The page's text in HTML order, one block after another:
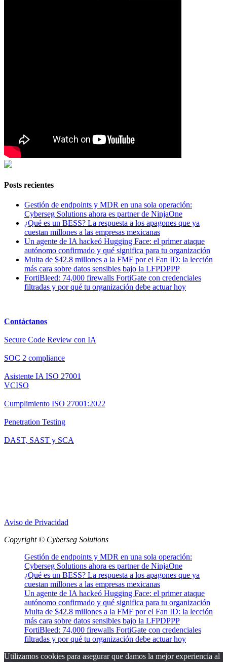
Posts recientes
Gestión de endpoints y MDR en una sola operación:
Cyberseg Solutions ahora es partner de NinjaOne
¿Qué es un BESS? La respuesta a los apagones que ya
cuestan millones a las empresas mexicanas
Un agente de IA hackeó Hugging Face: el primer ataque
autónomo confirmado y qué significa para tu organización
Multa de $42.8 millones a la FMF por el Fan ID: la lección
más cara sobre datos sensibles bajo la LFPDPPP
FortiBleed: 74,000 firewalls FortiGate con credenciales
filtradas y por qué tu organización debe actuar hoy
Contáctanos
Secure Code Review con IA
SOC 2 compliance
Asistente IA ISO 27001
VCISO
Cumplimiento ISO 27001:2022
Penetration Testing
DAST, SAST y SCA
Aviso de Privacidad
Copyright © Cyberseg Solutions
Gestión de endpoints y MDR en una sola operación:
Cyberseg Solutions ahora es partner de NinjaOne
¿Qué es un BESS? La respuesta a los apagones que ya
cuestan millones a las empresas mexicanas
Un agente de IA hackeó Hugging Face: el primer ataque
autónomo confirmado y qué significa para tu organización
Multa de $42.8 millones a la FMF por el Fan ID: la lección
más cara sobre datos sensibles bajo la LFPDPPP
FortiBleed: 74,000 firewalls FortiGate con credenciales
filtradas y por qué tu organización debe actuar hoy
Utilizamos cookies para asegurar que damos la mejor experiencia al